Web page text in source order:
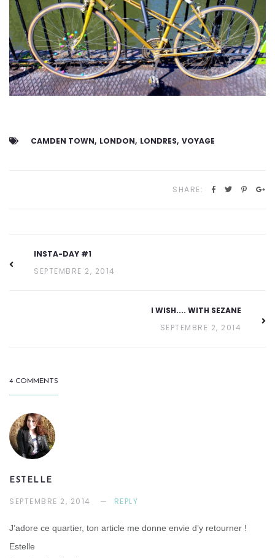
CAMDEN TOWN LONDON LONDRES VOYAGE
SHARE:
INSTA-DAY #1
SEPTEMBRE 2, 2014
I WISH.... WITH SEZANE
SEPTEMBRE 2, 2014
4 COMMENTS
ESTELLE
SEPTEMBRE 2, 2014 REPLY
J’adore ce quartier, ton article me donne envie d’y retourner !
Estelle